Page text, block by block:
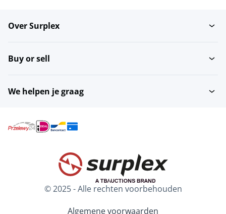
Insteekmachines
Productielijnen
Extractie, versnippering
Fineer snijmachines Lamineermachines
Over Surplex
Buy or sell
We helpen je graag
© 2025 - Alle rechten voorbehouden
Algemene voorwaarden